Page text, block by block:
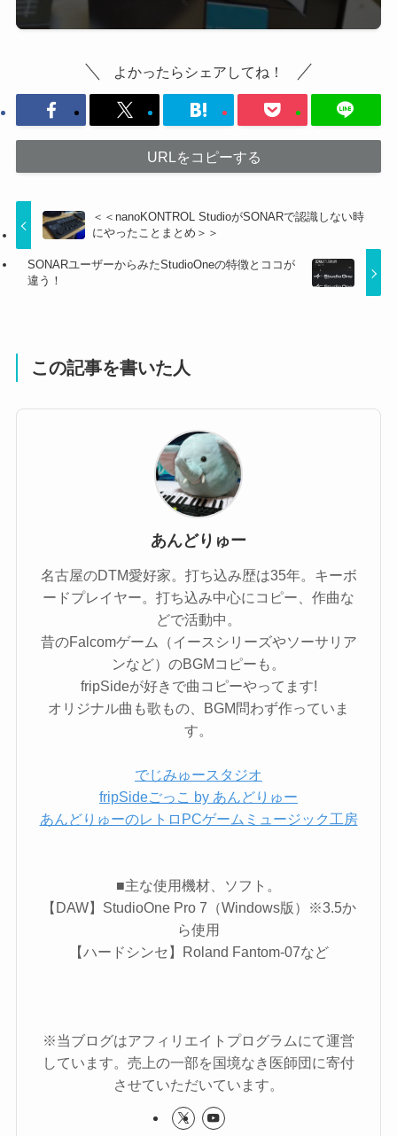
よかったらシェアしてね！
URLをコピーする
＜＜nanoKONTROL StudioがSONARで認識しない時
にやったことまとめ＞＞
SONARユーザーからみたStudioOneの特徴とココが
違う！
この記事を書いた人
あんどりゅー
名古屋のDTM愛好家。打ち込み歴は35年。キーボ
ードプレイヤー。打ち込み中心にコピー、作曲な
どで活動中。
昔のFalcomゲーム（イースシリーズやソーサリア
ンなど）のBGMコピーも。
fripSideが好きで曲コピーやってます!
オリジナル曲も歌もの、BGM問わず作っていま
す。
でじみゅースタジオ
fripSideごっこ by あんどりゅー
あんどりゅーのレトロPCゲームミュージック工房
■主な使用機材、ソフト。
【DAW】StudioOne Pro 7（Windows版）※3.5か
ら使用
【ハードシンセ】Roland Fantom-07など
※当ブログはアフィリエイトプログラムにて運営
しています。売上の一部を国境なき医師団に寄付
させていただいています。